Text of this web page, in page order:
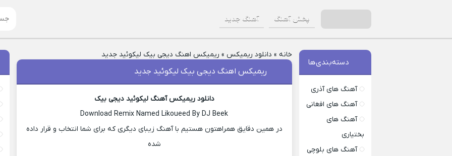
پخش آهنگ آهنگ جدید
خانه » دانلود ریمیکس » ریمیکس اهنگ دیجی بیک لیکوئید جدید
ریمیکس اهنگ دیجی بیک لیکوئید جدید
دانلود ریمیکس آهنگ لیکوئید دیجی بیک
Download Remix Named Likoueed By DJ Beek
در همین دقایق همراهتون هستیم با آهنگ زیبای دیگری که برای شما انتخاب و قرار داده
شده
دسته‌بندی‌ها
آهنگ های آذری
آهنگ های افغانی
آهنگ های
بختیاری
آهنگ های بلوچی